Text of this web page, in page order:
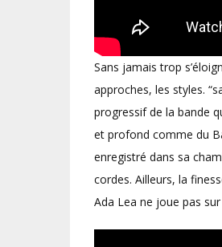
Sans jamais trop
approches, les styles.
progressif de la bande
et profond comme du
enregistré dans sa
cordes. Ailleurs, la
Ada Lea ne joue pas